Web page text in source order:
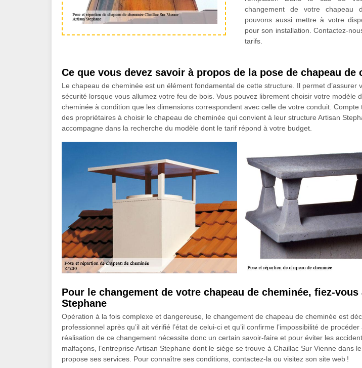
changement de votre chapeau
pouvons aussi mettre à votre
pour son installation. Contactez-
tarifs.
Ce que vous devez savoir à propos de la pose de chapeau de
Le chapeau de cheminée est un élément fondamental de cette structure. Il permet d’assurer
sécurité lorsque vous allumez votre feu de bois. Vous pouvez librement choisir votre modèle
cheminée à condition que les dimensions correspondent avec celle de votre conduit. Compte
des propriétaires à choisir le chapeau de cheminée qui convient à leur structure Artisan
accompagne dans la recherche du modèle dont le tarif répond à votre budget.
Pour le changement de votre chapeau de cheminée, fiez-vous
Stephane
Opération à la fois complexe et dangereuse, le changement de chapeau de cheminée est
professionnel après qu’il ait vérifié l’état de celui-ci et qu’il confirme l’impossibilité de
réalisation de ce changement nécessite donc un certain savoir-faire et pour éviter les
malfaçons, l’entreprise Artisan Stephane dont le siège se trouve à Chaillac Sur Vienne dans
propose ses services. Pour connaître ses conditions, contactez-la ou visitez son site web !